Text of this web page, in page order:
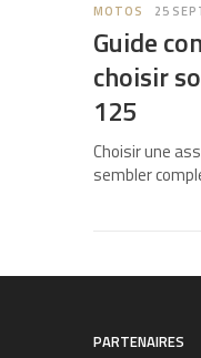
MOTOS 25
Guide
choisir
125
Choisir une
sembler
PARTENAIRES